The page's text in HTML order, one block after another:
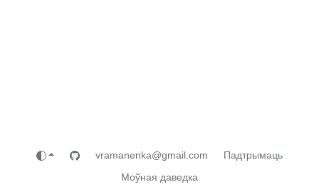
vramanenka@gmail.com
Падтрымаць
Моўная даведка